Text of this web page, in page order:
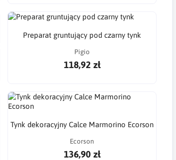
Preparat gruntujący pod czarny tynk
Pigio
118,92 zł
Tynk dekoracyjny Calce Marmorino Ecorson
Ecorson
136,90 zł